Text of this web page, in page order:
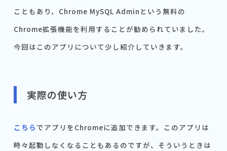
こともあり、Chrome MySQL Adminという無料の
Chrome拡張機能を利用することが勧められていました。
今回はこのアプリについて少し紹介していきます。
実際の使い方
こちら でアプリをChromeに追加できます。このアプリは
時々起動しなくなることもあるのですが、そういうときは